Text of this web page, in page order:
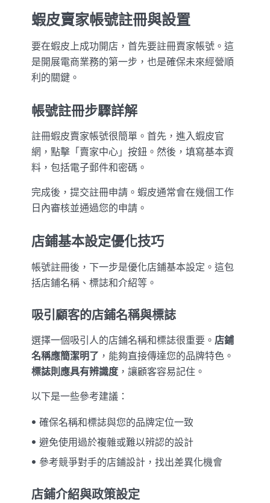
蝦皮賣家帳號註冊與設置
要在蝦皮上成功開店，首先要註冊賣家帳號。這
是開展電商業務的第一步，也是確保未來經營順
利的關鍵。
帳號註冊步驟詳解
註冊蝦皮賣家帳號很簡單。首先，進入蝦皮官
網，點擊「賣家中心」按鈕。然後，填寫基本資
料，包括電子郵件和密碼。
完成後，提交註冊申請。蝦皮通常會在幾個工作
日內審核並通過您的申請。
店鋪基本設定優化技巧
帳號註冊後，下一步是優化店鋪基本設定。這包
括店鋪名稱、標誌和介紹等。
吸引顧客的店鋪名稱與標誌
選擇一個吸引人的店鋪名稱和標誌很重要。 店鋪
名稱應簡潔明了 ，能夠直接傳達您的品牌特色。
標誌則應具有辨識度 ，讓顧客容易記住。
以下是一些參考建議：
確保名稱和標誌與您的品牌定位一致
避免使用過於複雜或難以辨認的設計
參考競爭對手的店鋪設計，找出差異化機會
店鋪介紹與政策設定